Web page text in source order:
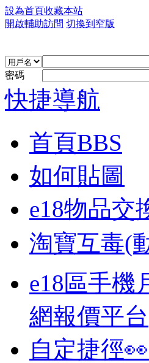
設為首頁收藏本站
開啟輔助訪問 切換到窄版
密碼
快捷導航
首頁BBS
如何貼圖
e18物品交
淘寶互毒(
e18區手機
網報價平台
自定捷徑👀